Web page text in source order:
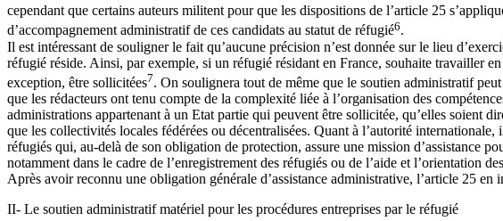
cependant que certains auteurs militent pour que les dispositions de l’article 25
d’accompagnement administratif de ces candidats au statut de réfugié6.
Il est intéressant de souligner le fait qu’aucune précision n’est donnée sur le lieu
réfugié réside. Ainsi, par exemple, si un réfugié résidant en France, souhaite travailler
exception, être sollicitées7. On soulignera tout de même que le soutien administratif
que les rédacteurs ont tenu compte de la complexité liée à l’organisation des
administrations appartenant à un Etat partie qui peuvent être sollicitée, qu’elles soient
que les collectivités locales fédérées ou décentralisées. Quant à l’autorité
réfugiés qui, au-delà de son obligation de protection, assure une mission d’assistance
notamment dans le cadre de l’enregistrement des réfugiés ou de l’aide et l’orientation
Après avoir reconnu une obligation générale d’assistance administrative, l’article 25 en
II- Le soutien administratif matériel pour les procédures entreprises par le réfugié